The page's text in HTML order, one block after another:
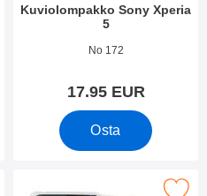
Kuviolompakko Sony Xperia
5
Tuote.nro 33932
No 172
17.95 EUR
Osta
Xperia 5 suosikiksi
Merkitse tPU-Designkotelo